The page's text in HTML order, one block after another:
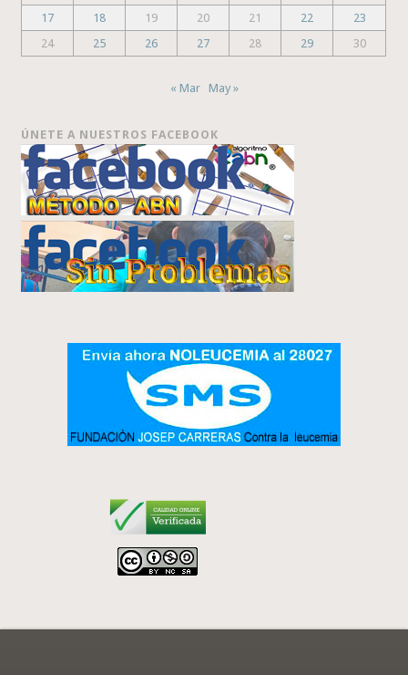
17
18 19 20 21 22
23
24
25 26 27 28 29 30
« Mar May »
ÚNETE A NUESTROS FACEBOOK